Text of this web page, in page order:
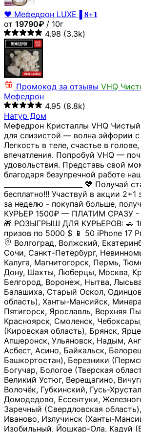
❤️ Мефедрон LUXE▐ 𝟖+𝟏
от 19790₽ / 10г
4.98 (3.3k)
Промокод за отзывы VHQ
Мефедрон
4.95 (8.8k)
Натур Дом
Мефедрон Кристаллы VHQ
для слизистой — волна эйфории
Легкость в теле, счастье в
впечатления. Попробуй VHQ —
удовольствия. Представь свой
благодаря безупречной работе
_______________________ 💖
бесплатно!!! Участвуй в акции 2+1
за неделю - покупай больше,
КУРЬЕР 1500₽ — ПЛАТИМ СРАЗУ -
🎁 РОЗЫГРЫШ ДЛЯ КУРЬЕРОВ: 🚗
призов по 5000 $ 📱 50 iPhone 17
Волгоград, Волжский,
Сочи, Санкт-Петербург,
Калуга, Магнитогорск, Пермь,
Дону, Шахты, Люберцы, Москва,
Белгород, Воронеж, Нытва,
Балашиха, Старый Оскол,
область), Ханты-Мансийск,
Пятигорск, Ярославль, Верхняя
Красноярск, Смоленск,
(Кировская область), Брянск,
Апшеронск, Ульяновск, Надым,
Асбест, Асино, Байкальск,
Башкортостан), Березники
Богучар, Бологое (Тверская
Великий Устюг, Верещагино,
Волочёк, Губкинский, Гусь-
Домодедово, Ессентуки,
Заречный (Свердловская
Иваново, Излучинск (Ханты-
Изобильный, Йошкар-Ола, Кадуй